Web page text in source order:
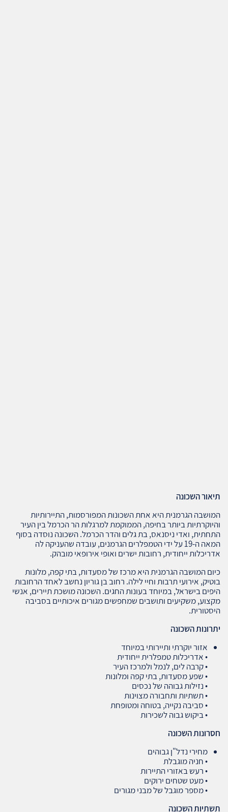
תיאור השכונה
המושבה הגרמנית היא אחת השכונות המפורסמות, התיירותיות
והיוקרתיות ביותר בחיפה, הממוקמת למרגלות הר הכרמל בין העיר
התחתית, ואדי ניסנאס, בת גלים והדר הכרמל. השכונה נוסדה בסוף
המאה ה‑19 על ידי הטמפלרים הגרמנים, עובדה שהעניקה לה
אדריכלות ייחודית, רחובות ישרים ואופי אירופאי מובהק.
כיום המושבה הגרמנית היא מרכז של מסעדות, בתי קפה, מלונות
בוטיק, אירועי תרבות וחיי לילה. רחוב בן גוריון נחשב לאחד הרחובות
היפים בישראל, במיוחד בעונות החגים. השכונה מושכת תיירים, אנשי
מקצוע, משקיעים ותושבים שמחפשים מגורים איכותיים בסביבה
היסטורית.
יתרונות השכונה
אזור יוקרתי ותיירותי במיוחד
• אדריכלות טמפלרית ייחודית
• קרבה לים, לנמל ולמרכז העיר
• שפע מסעדות, בתי קפה ומלונות
• נזילות גבוהה של נכסים
• תשתיות ותחבורה מצוינות
• סביבה נקייה, בטוחה ומטופחת
• ביקוש גבוה לשכירות
חסרונות השכונה
מחירי נדל"ן גבוהים
• חניה מוגבלת
• רעש באזורי התיירות
• מעט שטחים ירוקים
• מספר מוגבל של מבני מגורים
תשתיות השכונה